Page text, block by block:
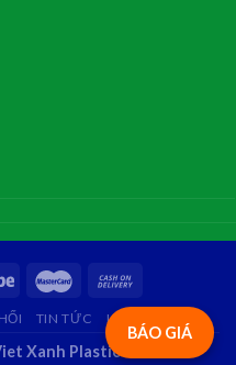
BÁO GIÁ
TIN TỨC LIÊN HỆ
Xanh Plastic